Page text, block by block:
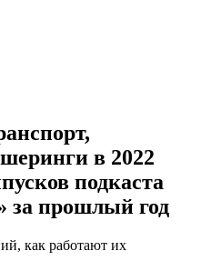
в 2022
подкаста
за прошлый год
как работают их